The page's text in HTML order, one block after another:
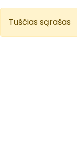
Tuščias sąrašas